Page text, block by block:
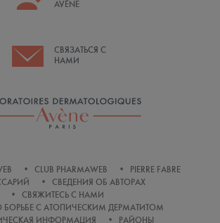
AVÈNE
СВЯЗАТЬСЯ С
НАМИ
CLUB PHARMAWEB
PIERRE FABRE
СВЕДЕНИЯ ОБ АВТОРАХ
СВЯЖИТЕСЬ С НАМИ
С АТОПИЧЕСКИМ ДЕРМАТИТОМ
ИНФОРМАЦИЯ
РАЙОНЫ